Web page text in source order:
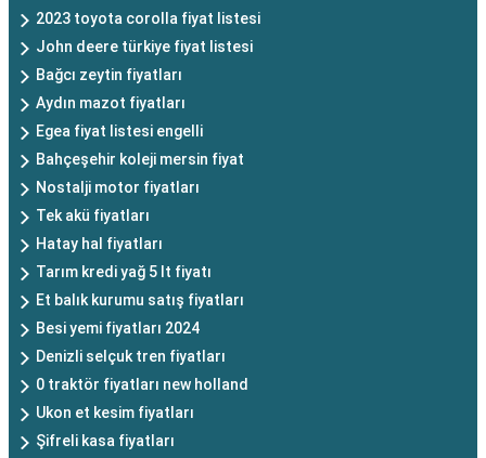
2023 toyota corolla fiyat listesi
John deere türkiye fiyat listesi
Bağcı zeytin fiyatları
Aydın mazot fiyatları
Egea fiyat listesi engelli
Bahçeşehir koleji mersin fiyat
Nostalji motor fiyatları
Tek akü fiyatları
Hatay hal fiyatları
Tarım kredi yağ 5 lt fiyatı
Et balık kurumu satış fiyatları
Besi yemi fiyatları 2024
Denizli selçuk tren fiyatları
0 traktör fiyatları new holland
Ukon et kesim fiyatları
Şifreli kasa fiyatları